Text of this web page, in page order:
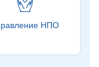
НПО